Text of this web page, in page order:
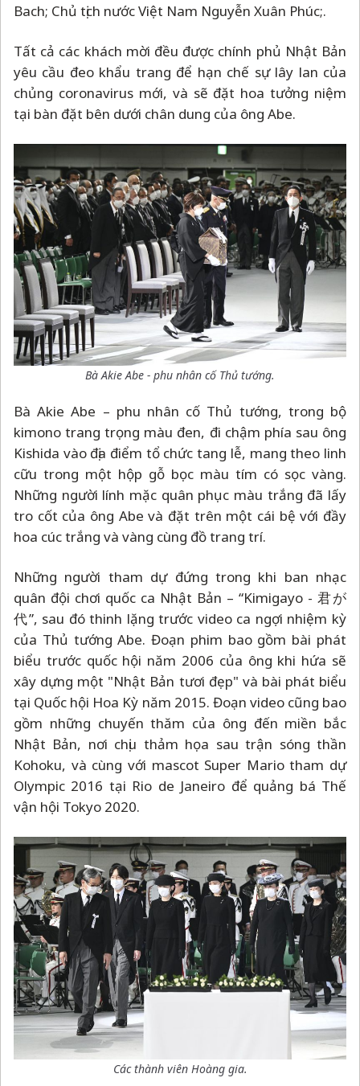
Bach; Chủ tịch nước Việt Nam Nguyễn Xuân Phúc;.
Tất cả các khách mời đều được chính phủ Nhật Bản
yêu cầu đeo khẩu trang để hạn chế sự lây lan của
chủng coronavirus mới, và sẽ đặt hoa tưởng niệm
tại bàn đặt bên dưới chân dung của ông Abe.
Bà Akie Abe - phu nhân cố Thủ tướng.
Bà Akie Abe – phu nhân cố Thủ tướng, trong bộ
kimono trang trọng màu đen, đi chậm phía sau ông
Kishida vào địa điểm tổ chức tang lễ, mang theo linh
cữu trong một hộp gỗ bọc màu tím có sọc vàng.
Những người lính mặc quân phục màu trắng đã lấy
tro cốt của ông Abe và đặt trên một cái bệ với đầy
hoa cúc trắng và vàng cùng đồ trang trí.
Những người tham dự đứng trong khi ban nhạc
quân đội chơi quốc ca Nhật Bản – “Kimigayo - 君が
代”, sau đó thinh lặng trước video ca ngợi nhiệm kỳ
của Thủ tướng Abe. Đoạn phim bao gồm bài phát
biểu trước quốc hội năm 2006 của ông khi hứa sẽ
xây dựng một "Nhật Bản tươi đẹp" và bài phát biểu
tại Quốc hội Hoa Kỳ năm 2015. Đoạn video cũng bao
gồm những chuyến thăm của ông đến miền bắc
Nhật Bản, nơi chịu thảm họa sau trận sóng thần
Kohoku, và cùng với mascot Super Mario tham dự
Olympic 2016 tại Rio de Janeiro để quảng bá Thế
vận hội Tokyo 2020.
Các thành viên Hoàng gia.